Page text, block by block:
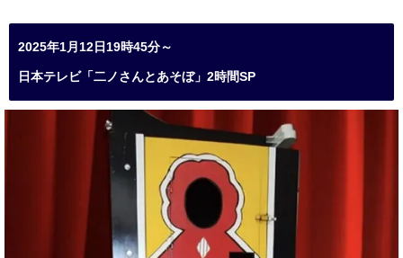
2025年1月12日19時45分～
日本テレビ「二ノさんとあそぼ」2時間SP